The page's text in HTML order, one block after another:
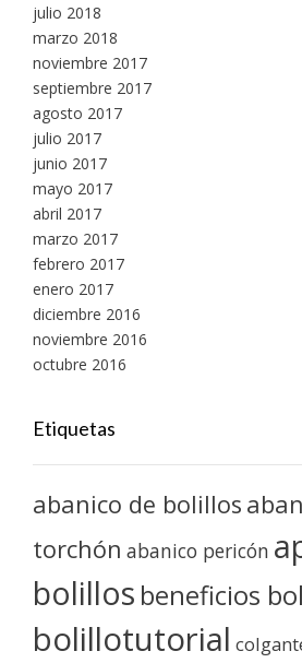
julio 2018
marzo 2018
noviembre 2017
septiembre 2017
agosto 2017
julio 2017
junio 2017
mayo 2017
abril 2017
marzo 2017
febrero 2017
enero 2017
diciembre 2016
noviembre 2016
octubre 2016
Etiquetas
abanico de bolillos
torchón abanico pericón
bolillos beneficios
bolillotutorial